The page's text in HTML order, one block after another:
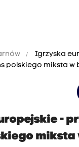
Igrzyska
polskiego miksta w
-
miksta